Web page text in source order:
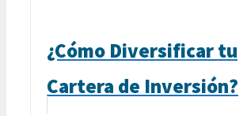
¿Cómo Diversificar tu
Cartera de Inversión?